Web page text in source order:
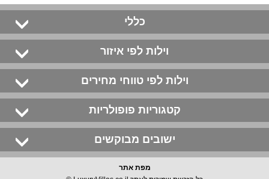
כללי
וילות לפי איזור
וילות לפי טווחי מחירים
קטגוריות פופולריות
ישובים מבוקשים
מפת אתר